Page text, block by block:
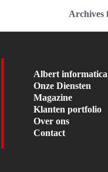
Archives
Albert informatica
Onze Diensten
Magazine
Klanten portfolio
Over ons
Contact